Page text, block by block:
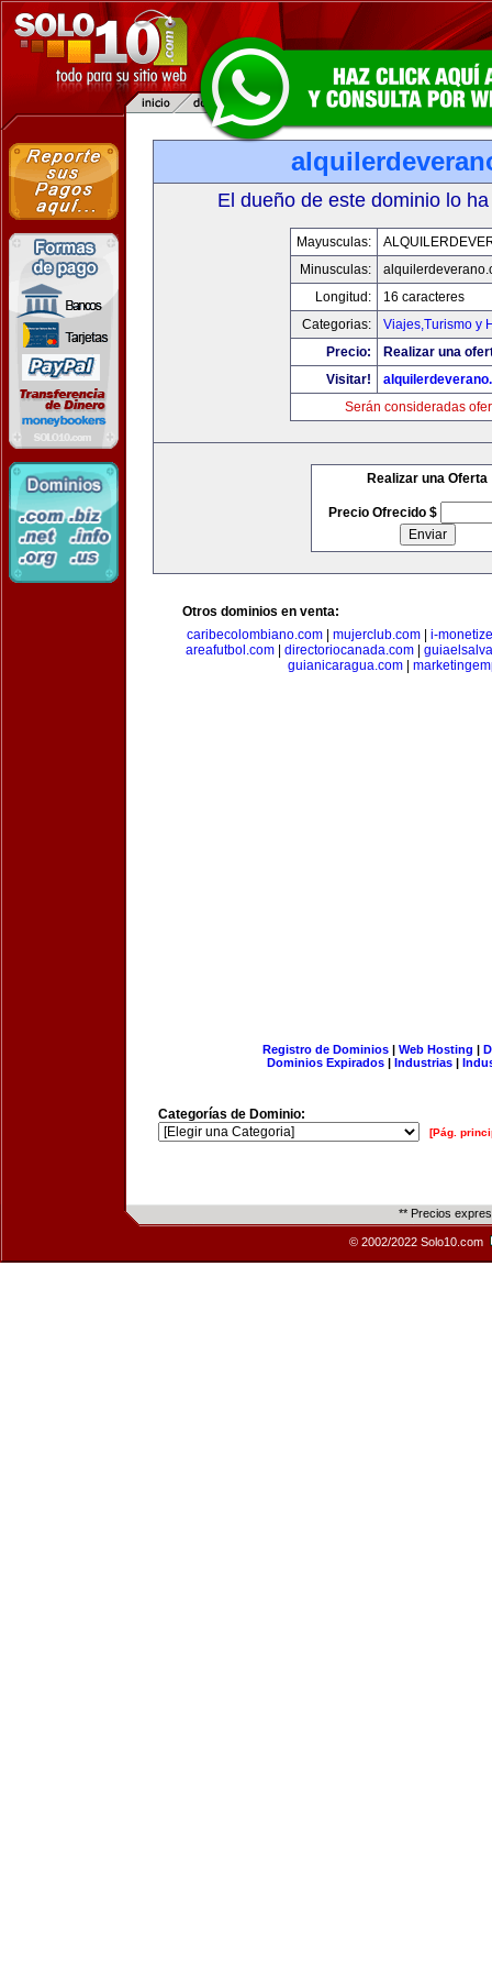
El dueño de este dominio lo
Mayusculas:
Minusculas:
Longitud:
16 caracteres
Categorias:
Viajes,Turismo y
Precio:
Realizar una
Visitar!
Serán consideradas
Realizar una Oferta
Precio Ofrecido $
Otros dominios en venta:
caribecolombiano.com| mujerclub.com| i-
areafutbol.com
directoriocanada.com
guianicaragua.com
Registro de Dominios| Web Hosting |
Dominios Expirados | Industrias |
Categorías de Dominio:
[Pág.
** Precios
© 2002/2022 Solo10.com